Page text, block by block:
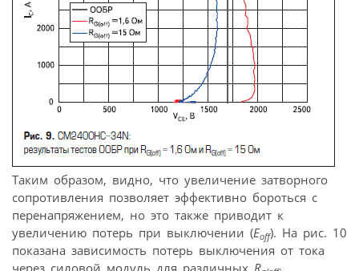
Таким образом, видно, что увеличение затворного
сопротивления позволяет эффективно бороться с
перенапряжением, но это также приводит к
увеличению потерь при выключении (Eoff). На рис. 10
показана зависимость потерь выключения от тока
через силовой модуль для различных R .